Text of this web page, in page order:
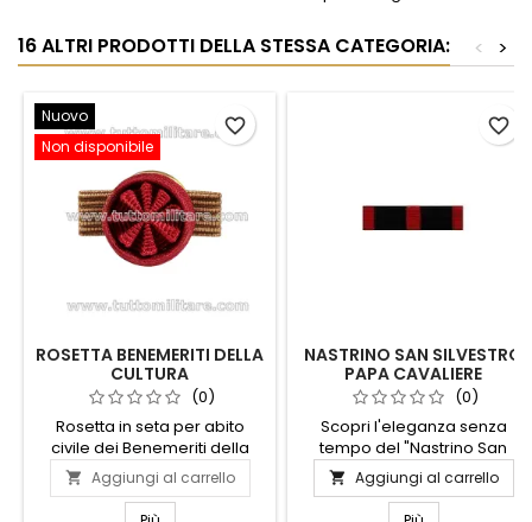
16 ALTRI PRODOTTI DELLA STESSA CATEGORIA: >
<
Nuovo
Non disponibile
ROSETTA BENEMERITI DELLA
CULTURA
(0)
Rosetta in seta per abito
civile dei Benemeriti della
Cultura e dell’Arte, realizzata
con rosetta centrale rosso
scuro plissettata e gallone
 Aggiungi al carrello
favorite_border
NASTRINO SAN SILVESTRO
PAPA CAVALIERE
(0)
Scopri l'eleganza senza
tempo del "Nastrino San
Silvestro Papa Cavaliere".
Questo raffinato accessorio
è un omaggio alla tradizione
 Aggiungi al carrello
favorite_border